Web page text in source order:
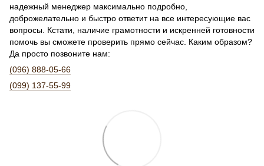
надежный менеджер максимально подробно,
доброжелательно и быстро ответит на все интересующие вас
вопросы. Кстати, наличие грамотности и искренней готовности
помочь вы сможете проверить прямо сейчас. Каким образом?
Да просто позвоните нам:
(096) 888-05-66
(099) 137-55-99